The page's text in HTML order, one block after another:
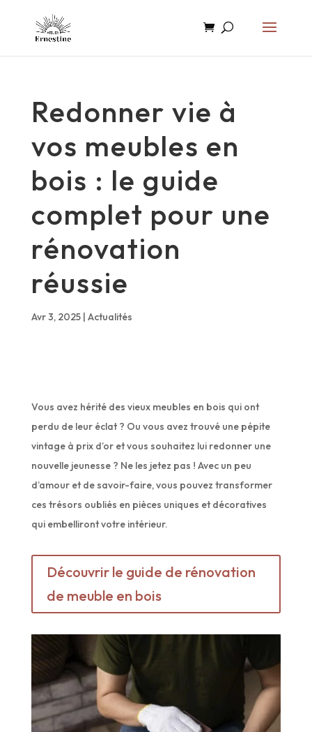
Redonner vie à
vos meubles en
bois : le guide
complet pour une
rénovation
réussie
Avr 3, 2025| Actualités
Vous avez hérité des vieux meubles en bois qui ont
perdu de leur éclat ? Ou vous avez trouvé une pépite
vintage à prix d’or et vous souhaitez lui redonner une
nouvelle jeunesse ? Ne les jetez pas ! Avec un peu
d’amour et de savoir-faire, vous pouvez transformer
ces trésors oubliés en pièces uniques et décoratives
qui embelliront votre intérieur.
Découvrir le guide de rénovation
de meuble en bois